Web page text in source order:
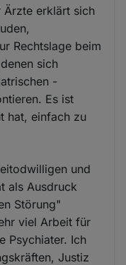
Ärzte erklärt sich
Rechtslage beim
sich
-
Es ist
hat, einfach zu
und
als Ausdruck
Störung"
viel Arbeit für
Psychiater. Ich
Justiz